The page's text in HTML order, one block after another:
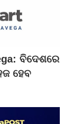
ବିଦେଶରେ
ହେବ